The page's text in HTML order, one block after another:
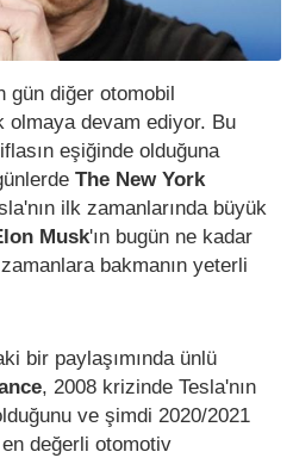
gün diğer otomobil
olmaya devam ediyor. Bu
eşiğinde olduğuna
The New York
ilk zamanlarında büyük
Musk'ın bugün ne kadar
bakmanın yeterli
bir paylaşımında ünlü
, 2008 krizinde Tesla'nın
ve şimdi 2020/2021
değerli otomotiv